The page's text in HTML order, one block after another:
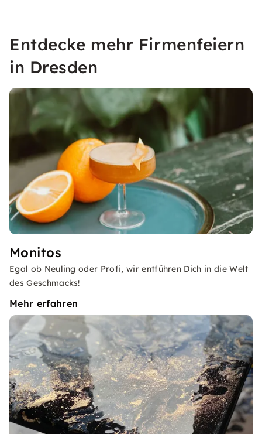
Entdecke mehr Firmenfeiern
in Dresden
Monitos
Egal ob Neuling oder Profi, wir entführen Dich in die Welt
des Geschmacks!
Mehr erfahren